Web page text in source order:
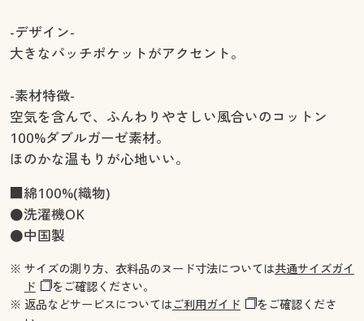
-デザイン-
大きなパッチポケットがアクセント。
-素材特徴-
空気を含んで、ふんわりやさしい風合いのコットン
100%ダブルガーゼ素材。
ほのかな温もりが心地いい。
■綿100%(織物)
●洗濯機OK
●中国製
※ サイズの測り方、衣料品のヌード寸法については共通サイズガイ
ド
をご確認ください。
※ 返品などサービスについてはご利用ガイド
をご確認くださ